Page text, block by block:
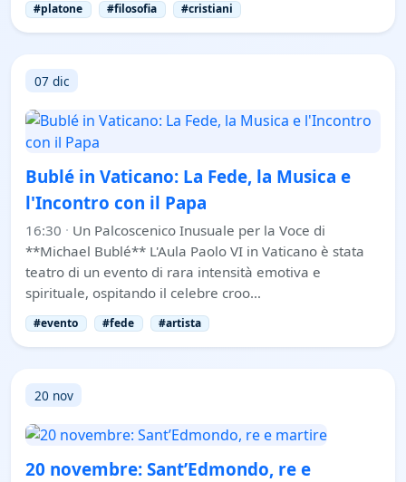
#platone #filosofia #cristiani
07 dic
Bublé in Vaticano: La Fede, la Musica e
l'Incontro con il Papa
16:30 · Un Palcoscenico Inusuale per la Voce di
**Michael Bublé** L'Aula Paolo VI in Vaticano è stata
teatro di un evento di rara intensità emotiva e
spirituale, ospitando il celebre croo…
#evento #fede #artista
20 nov
20 novembre: Sant’Edmondo, re e